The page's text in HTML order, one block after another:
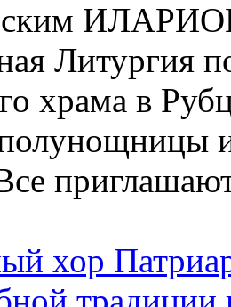
Литургия
храма в
и
хор